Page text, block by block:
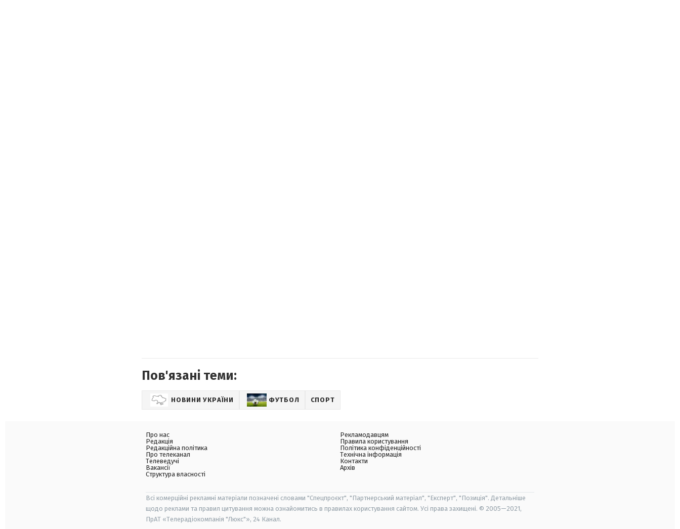
Пов'язані теми:
НОВИНИ УКРАЇНИ ФУТБОЛ СПОРТ
Про нас
Редакція
Редакційна політика
Про телеканал
Телеведучі
Вакансії
Структура власності
Рекламодавцям
Правила користування
Політика конфіденційності
Технічна інформація
Контакти
Архів
Всі комерційні рекламні матеріали позначені словами "Спецпроєкт", "Партнерський матеріал", "Експерт", "Позиція". Детальніше
щодо реклами та правил цитування можна ознайомитись в правилах користування сайтом. Усі права захищені. © 2005—2021,
ПрАТ «Телерадіокомпанія "Люкс"», 24 Канал.